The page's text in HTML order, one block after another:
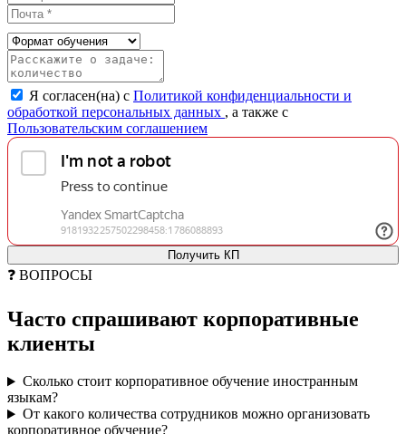
Я согласен(на) с Политикой конфиденциальности и
обработкой персональных данных , а также с
Пользовательским соглашением
Получить КП
❓ ВОПРОСЫ
Часто спрашивают корпоративные
клиенты
Сколько стоит корпоративное обучение иностранным
языкам?
От какого количества сотрудников можно организовать
корпоративное обучение?